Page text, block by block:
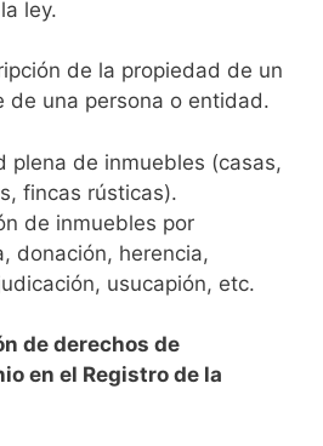
ley.
de la propiedad de un
de una persona o entidad.
plena de inmuebles (casas,
fincas rústicas).
de inmuebles por
donación, herencia,
usucapión, etc.
de derechos de
en el Registro de la